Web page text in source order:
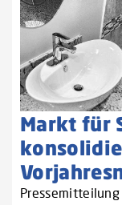
Markt für